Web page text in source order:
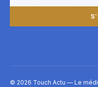
© 2026 Touch Actu — Le